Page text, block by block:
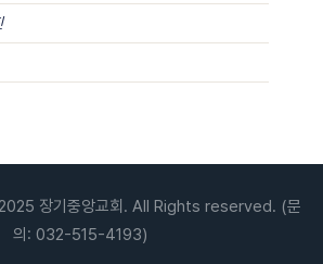
장기중앙교회. All Rights reserved. (문
의: 032-515-4193)